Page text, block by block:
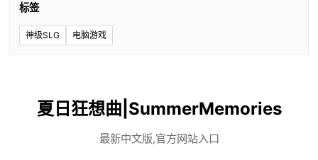
标签
神级SLG 电脑游戏
夏日狂想曲|SummerMemories
最新中文版,官方网站入口